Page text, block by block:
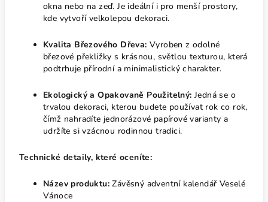
okna nebo na zeď. Je ideální i pro menší prostory,
kde vytvoří velkolepou dekoraci.
Kvalita Březového Dřeva: Vyroben z odolné
březové překližky s krásnou, světlou texturou, která
podtrhuje přírodní a minimalistický charakter.
Ekologický a Opakovaně Použitelný: Jedná se o
trvalou dekoraci, kterou budete používat rok co rok,
čímž nahradíte jednorázové papírové varianty a
udržíte si vzácnou rodinnou tradici.
Technické detaily, které oceníte:
Název produktu: Závěsný adventní kalendář Veselé
Vánoce